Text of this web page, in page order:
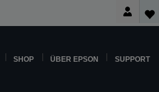
SHOP ÜBER EPSON SUPPORT